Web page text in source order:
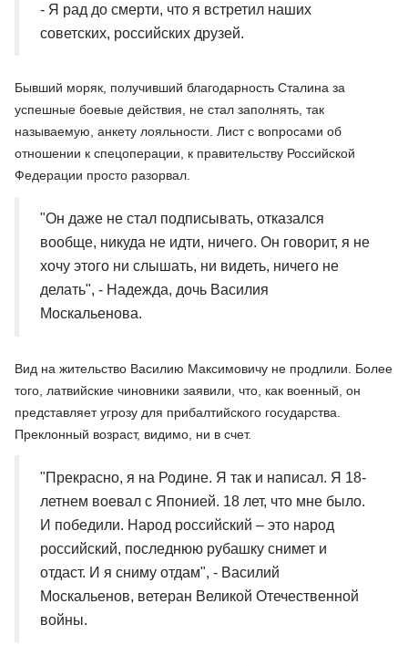
- Я рад до смерти, что я встретил наших
советских, российских друзей.
Бывший моряк, получивший благодарность Сталина за
успешные боевые действия, не стал заполнять, так
называемую, анкету лояльности. Лист с вопросами об
отношении к спецоперации, к правительству Российской
Федерации просто разорвал.
"Он даже не стал подписывать, отказался
вообще, никуда не идти, ничего. Он говорит, я не
хочу этого ни слышать, ни видеть, ничего не
делать", - Надежда, дочь Василия
Москальенова.
Вид на жительство Василию Максимовичу не продлили. Более
того, латвийские чиновники заявили, что, как военный, он
представляет угрозу для прибалтийского государства.
Преклонный возраст, видимо, ни в счет.
"Прекрасно, я на Родине. Я так и написал. Я 18-
летнем воевал с Японией. 18 лет, что мне было.
И победили. Народ российский – это народ
российский, последнюю рубашку снимет и
отдаст. И я сниму отдам", - Василий
Москальенов, ветеран Великой Отечественной
войны.